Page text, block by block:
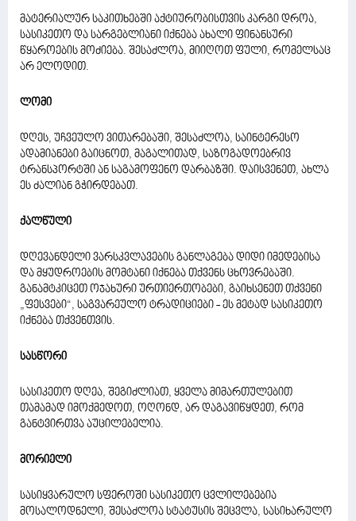
მატერიალურ საკითხებში აქტიურობისთვის კარგი დროა,
სასიკეთო და სარგებლიანი იქნება ახალი ფინანსური
წყაროების მოძიება. შესაძლოა, მიიღოთ ფული, რომელსაც
არ ელოდით.
ლომი
დღეს, უჩვეულო ვითარებაში, შესაძლოა, საინტერესო
ადამიანები გაიცნოთ, მაგალითად, საზოგადოებრივ
ტრანსპორტში ან საგამოფენო დარბაზში. დაისვენეთ, ახლა
ეს ძალიან გჭირდებათ.
ქალწული
დღევანდელი ვარსკვლავების განლაგება დიდი იმედებისა
და მყუდროების მომტანი იქნება თქვენს ცხოვრებაში.
განამტკიცეთ ოჯახური ურთიერთობები, გაიხსენეთ თქვენი
„ფესვები“, საგვარეულო ტრადიციები - ეს მეტად სასიკეთო
იქნება თქვენთვის.
სასწორი
სასიკეთო დღეა, შეგიძლიათ, ყველა მიმართულებით
თამამად იმოქმედოთ, ოღონდ, არ დაგავიწყდეთ, რომ
განტვირთვა აუცილებელია.
მორიელი
სასიყვარულო სფეროში სასიკეთო ცვლილებებია
მოსალოდნელი, შესაძლოა სტატუსის შეცვლა, სასიხარულო